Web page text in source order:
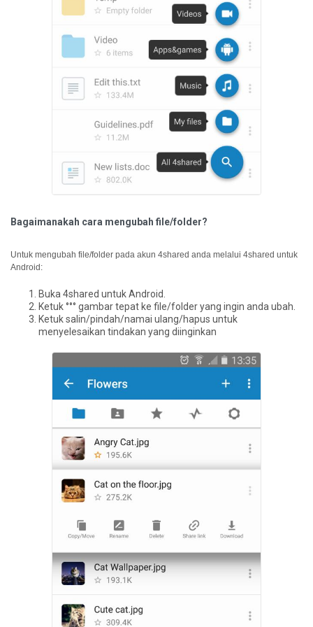
Bagaimanakah cara mengubah file/folder?
Untuk mengubah file/folder pada akun 4shared anda melalui 4shared untuk
Android:
Buka 4shared untuk Android.
Ketuk °°° gambar tepat ke file/folder yang ingin anda ubah.
Ketuk salin/pindah/namai ulang/hapus untuk
menyelesaikan tindakan yang diinginkan